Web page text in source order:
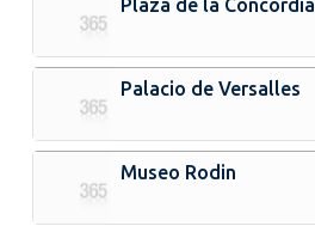
Plaza de la Concordia
Palacio de Versalles
Museo Rodin